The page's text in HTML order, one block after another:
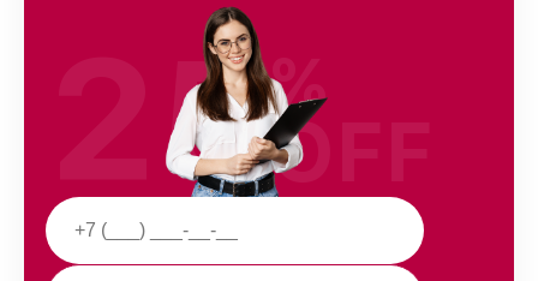
25%
OFF